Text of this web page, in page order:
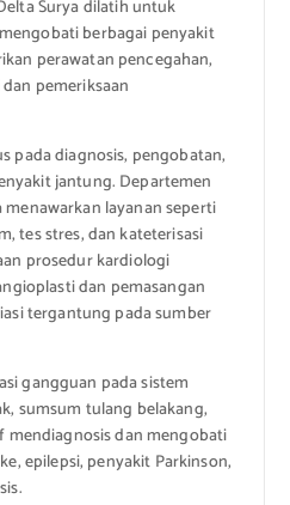
Surya dilatih untuk
berbagai penyakit
perawatan pencegahan,
pemeriksaan
pada diagnosis, pengobatan,
jantung. Departemen
layanan seperti
tes stres, dan kateterisasi
prosedur kardiologi
dan pemasangan
tergantung pada sumber
gangguan pada sistem
sumsum tulang belakang,
mendiagnosis dan mengobati
epilepsi, penyakit Parkinson,